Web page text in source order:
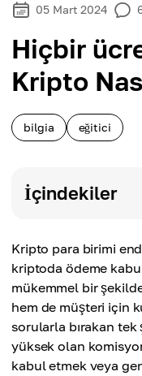
05 Mart 2024
Hiçbir
Kripto
bilgia eğitici
İçindekiler
Kripto para birimi
kriptoda ödeme
mükemmel bir
hem de müşteri için
sorularla bırakan
yüksek olan
kabul etmek veya